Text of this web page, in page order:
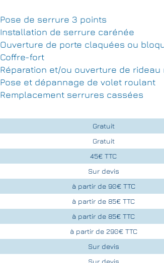
Pose de serrure 3 points
Installation de serrure carénée
Ouverture de porte claquées ou
Coffre-fort
Réparation et/ou ouverture de rideau
Pose et dépannage de volet roulant
Remplacement serrures cassées
Gratuit
Gratuit
45€ TTC
Sur devis
à partir de 90€ TTC
à partir de 85€ TTC
à partir de 85€ TTC
à partir de 290€ TTC
Sur devis
Sur devis